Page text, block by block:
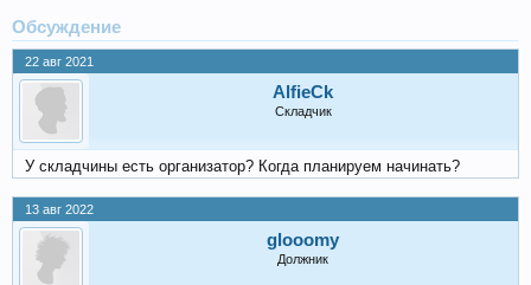
Обсуждение
22 авг 2021
AlfieCk
Складчик
У складчины есть организатор? Когда планируем начинать?
13 авг 2022
glooomy
Должник